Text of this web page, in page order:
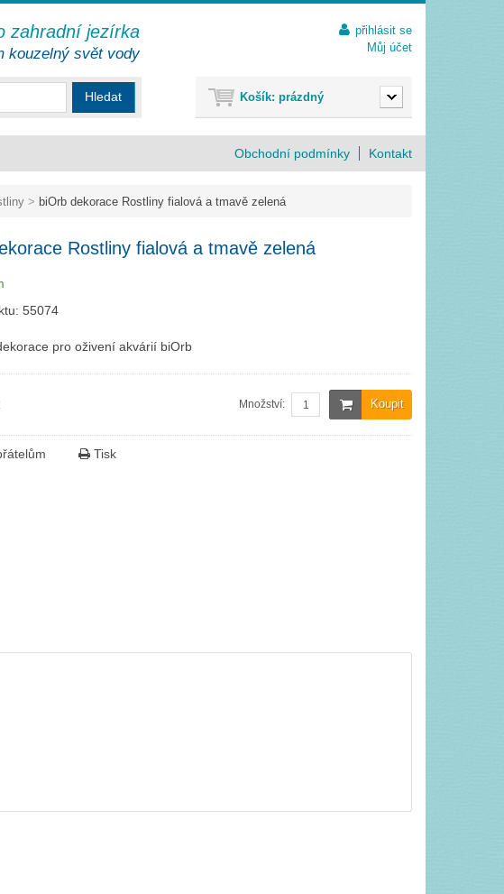
> biOrb dekorace Rostliny fialová a tmavě zelená
Rostliny fialová a tmavě zelená
55074
pro oživení akvárií biOrb
Koupit
Množství:
Tisk
Obchodní podmínky Kontakt
Hledat
přihlásit se
Můj účet
Košík: prázdný
zahradní jezírka
kouzelný svět vody